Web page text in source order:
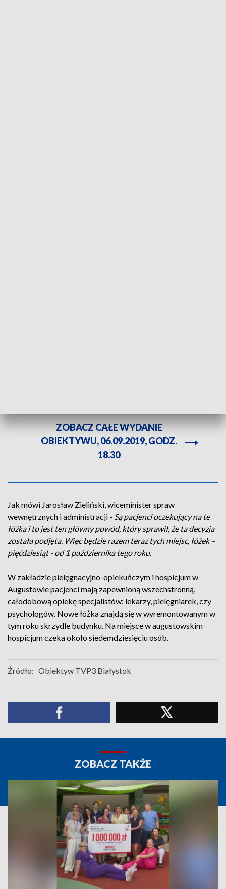
ZOBACZ CAŁE WYDANIE
OBIEKTYWU, 06.09.2019, GODZ.
18.30
Jak mówi Jarosław Zieliński, wiceminister spraw
wewnętrznych i administracji - Są pacjenci oczekujący na te
łóżka i to jest ten główny powód, który sprawił, że ta decyzja
została podjęta. Więc będzie razem teraz tych miejsc, łóżek –
pięćdziesiąt - od 1 października tego roku.
W zakładzie pielęgnacyjno-opiekuńczym i hospicjum w
Augustowie pacjenci mają zapewnioną wszechstronną,
całodobową opiekę specjalistów: lekarzy, pielęgniarek, czy
psychologów. Nowe łóżka znajdą się w wyremontowanym w
tym roku skrzydle budynku. Na miejsce w augustowskim
hospicjum czeka około siedemdziesięciu osób.
Źródło: Obiektyw TVP3 Białystok
ZOBACZ TAKŻE